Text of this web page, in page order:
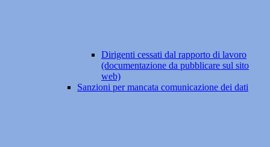
Dirigenti cessati dal rapporto di lavoro
(documentazione da pubblicare sul sito
web)
Sanzioni per mancata comunicazione dei dati